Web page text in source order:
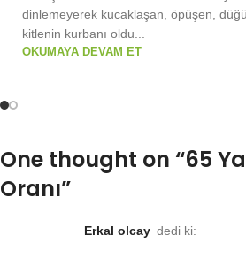
dinlemeyerek kucaklaşan, öpüşen,
kitlenin kurbanı oldu...
OKUMAYA DEVAM ET
One thought on “65
Oranı”
erkal olcay dedi ki: